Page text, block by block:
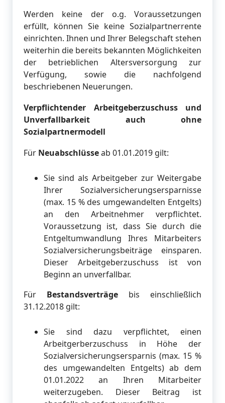
Werden keine der o.g. Voraussetzungen
erfüllt, können Sie keine Sozialpartnerrente
einrichten. Ihnen und Ihrer Belegschaft stehen
weiterhin die bereits bekannten Möglichkeiten
der betrieblichen Altersversorgung zur
Verfügung, sowie die nachfolgend
beschriebenen Neuerungen.
Verpflichtender Arbeitgeberzuschuss und
Unverfallbarkeit auch ohne
Sozialpartnermodell
Für Neuabschlüsseab 01.01.2019 gilt:
Sie sind als Arbeitgeber zur Weitergabe
Ihrer Sozialversicherungsersparnisse
(max. 15 % des umgewandelten Entgelts)
an den Arbeitnehmer verpflichtet.
Voraussetzung ist, dass Sie durch die
Entgeltumwandlung Ihres Mitarbeiters
Sozialversicherungsbeiträge einsparen.
Dieser Arbeitgeberzuschuss ist von
Beginn an unverfallbar.
Für Bestandsverträge bis einschließlich
31.12.2018 gilt:
Sie sind dazu verpflichtet, einen
Arbeitgerberzuschuss in Höhe der
Sozialversicherungsersparnis (max. 15 %
des umgewandelten Entgelts) ab dem
01.01.2022 an Ihren Mitarbeiter
weiterzugeben. Dieser Beitrag ist